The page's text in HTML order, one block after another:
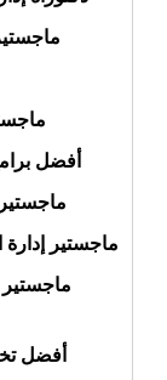
أفضل
ماجستير
ماجستير إدارة
ماجستير
أفضل